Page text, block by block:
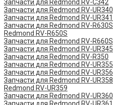
Запчасти для Redmond RV-C342
Запчасти для Redmond RV-UR340
Запчасти для Redmond RV-UR341
Запчасти для Redmond RV-R630S
Redmond RV-R650S
Запчасти для Redmond RV-R660S
Запчасти для Redmond RV-UR345
Запчасти для Redmond RV-R350
Запчасти для Redmond RV-UR355
Запчасти для Redmond RV-UR356
Запчасти для Redmond RV-UR358
Redmond RV-UR359
Запчасти для Redmond RV-UR360
Запчасти для Redmond RV-UR361